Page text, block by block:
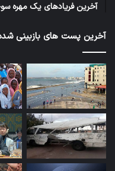
آخرین فریادهای یک مهره
آخرین پست های بازبینی